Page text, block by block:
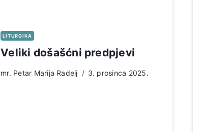
LITURGIKA
Veliki došašćni predpjevi
mr. Petar Marija Radelj 3. prosinca 2025.